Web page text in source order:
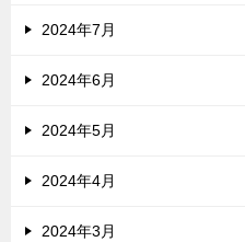
2024年7月
2024年6月
2024年5月
2024年4月
2024年3月